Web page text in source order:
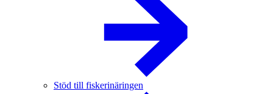
Stöd till fiskerinäringen